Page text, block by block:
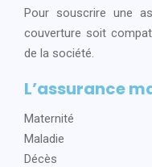
Pour souscrire une
couverture soit
de la société.
L’assurance
Maternité
Maladie
Décès